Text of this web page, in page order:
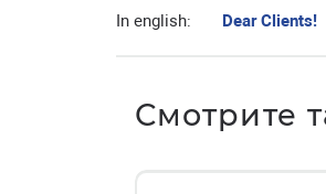
In english: Dear Clients!
Смотрите